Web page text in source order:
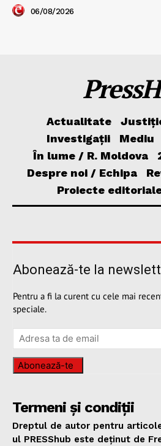
06/08/2026
Actualitate
Investigații
Mediu
În lume / R. Moldova
Despre noi / Echipa
Proiecte
Abonează-te la
Pentru a fi la curent cu cele mai
speciale.
Abonează-te
Termeni și condiții
Dreptul de autor pentru
ul PRESShub este deținut de